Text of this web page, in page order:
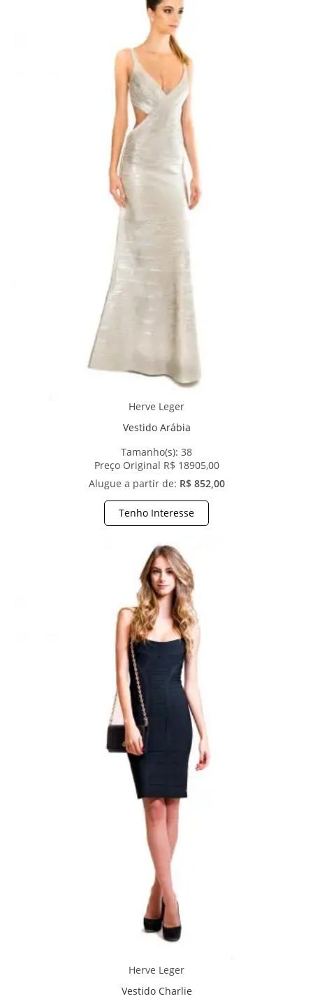
Herve Leger
Vestido Arábia
Tamanho(s): 38
Preço Original R$ 18905,00
Alugue a partir de: R$ 852,00
Tenho Interesse
Herve Leger
Vestido Charlie